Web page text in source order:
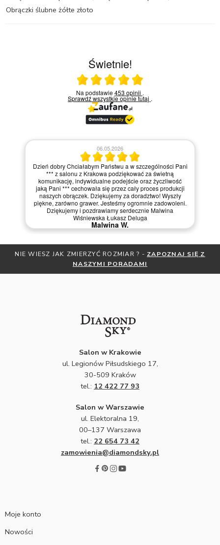
Obrączki ślubne żółte złoto
Świetnie!
Ocena średnia 5 na 5
Na podstawie453 opinii .
Sprawdź wszystkie opinietutaj .
06.05.2026
Dzień dobry Chciałabym Państwu a w szczególności Pani
*** z salonu z Krakowa podziękować za świetną
komunikację, indywidualne podejście oraz życzliwość
jaką Pani *** cechowała się przez cały proces produkcji
naszych obrączek. Dziękujemy za doradztwo! Wyszły
piękne, zarówno grawer. Jesteśmy ogromnie zadowoleni.
Dziękujemy i pozdrawiamy serdecznie Malwina
Wiśniewska Łukasz Deluga
Malwina W.
NIE WIESZ JAK ZMIERZYĆ ROZMIAR ? - ZAPOZNAJ SIĘ Z
NASZYMI PORADAMI
Salon w Krakowie
ul. Legionów Piłsudskiego 17,
30-509 Kraków
tel.: 12 422 77 93
Salon w Warszawie
ul. Elektoralna 19,
00–137 Warszawa
tel.: 22 654 73 42
zamowienia@diamondsky.pl
Moje konto
Nowości